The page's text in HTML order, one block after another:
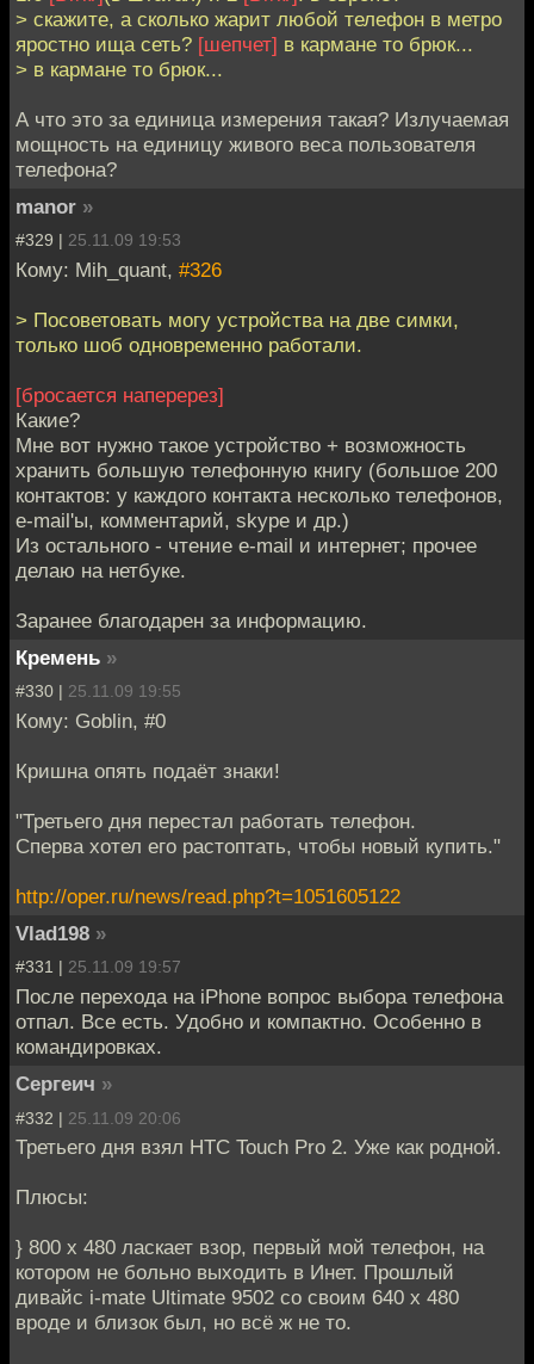
> скажите, а сколько жарит любой телефон в метро
яростно ища сеть? [шепчет] в кармане то брюк...
> в кармане то брюк...
А что это за единица измерения такая? Излучаемая
мощность на единицу живого веса пользователя
телефона?
manor »
#329 | 25.11.09 19:53
Кому: Mih_quant, #326
> Посоветовать могу устройства на две симки,
только шоб одновременно работали.
[бросается наперерез]
Какие?
Мне вот нужно такое устройство + возможность
хранить большую телефонную книгу (большое 200
контактов: у каждого контакта несколько телефонов,
e-mail'ы, комментарий, skype и др.)
Из остального - чтение e-mail и интернет; прочее
делаю на нетбуке.
Заранее благодарен за информацию.
Кремень »
#330 | 25.11.09 19:55
Кому: Goblin, #0
Кришна опять подаёт знаки!
"Третьего дня перестал работать телефон.
Сперва хотел его растоптать, чтобы новый купить."
http://oper.ru/news/read.php?t=1051605122
Vlad198 »
#331 | 25.11.09 19:57
После перехода на iPhone вопрос выбора телефона
отпал. Все есть. Удобно и компактно. Особенно в
командировках.
Сергеич »
#332 | 25.11.09 20:06
Третьего дня взял HTC Touch Pro 2. Уже как родной.
Плюсы:
} 800 х 480 ласкает взор, первый мой телефон, на
котором не больно выходить в Инет. Прошлый
дивайс i-mate Ultimate 9502 со своим 640 х 480
вроде и близок был, но всё ж не то.